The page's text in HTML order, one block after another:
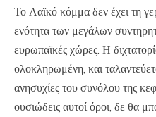
Το Λαϊκό κόμμα δεν έχει τη
ενότητα των μεγάλων
ευρωπαϊκές χώρες. Η
ολοκληρωμένη, και
ανησυχίες του συνόλου της
ουσιώδεις αυτοί όροι, δε θα